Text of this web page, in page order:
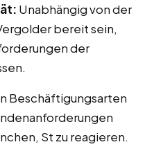
Unabhängig von der
bereit sein,
der
Beschäftigungsarten
St zu reagieren.